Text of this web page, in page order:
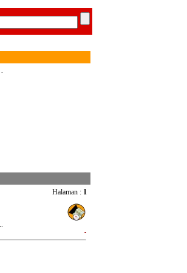
-